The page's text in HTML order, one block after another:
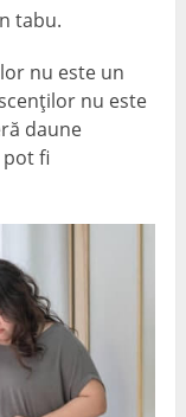
tabu.
nu este un
nu este
daune
fi